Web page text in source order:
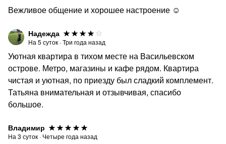
Вежливое общение и хорошее настроение ☺️
Надежда
На 5 суток ·Три года назад
Уютная квартира в тихом месте на Васильевском
острове. Метро, магазины и кафе рядом. Квартира
чистая и уютная, по приезду был сладкий комплемент.
Татьяна внимательная и отзывчивая, спасибо
большое.
Владимир
На 3 суток · Четыре года назад